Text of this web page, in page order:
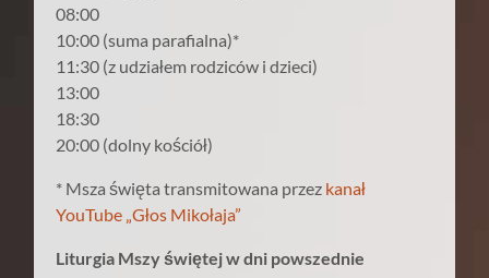
08:00
10:00 (suma parafialna)*
11:30 (z udziałem rodziców i dzieci)
13:00
18:30
20:00 (dolny kościół)
* Msza święta transmitowana przez kanał
YouTube „Głos Mikołaja”
Liturgia Mszy świętej w dni powszednie